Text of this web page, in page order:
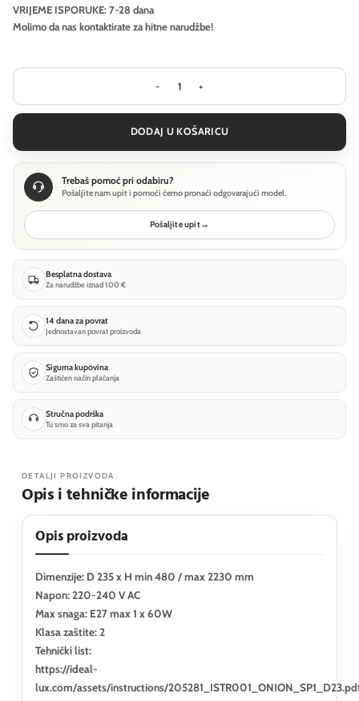
VRIJEME ISPORUKE: 7-28 dana
Molimo da nas kontaktirate za hitne narudžbe!
Visilica Ideal Lux ONION SP1 D23 -
DODAJ U KOŠARICU
Trebaš pomoć pri odabiru?
Pošaljite nam upit i pomoći ćemo pronaći odgovarajući model.
Pošaljite upit→
Besplatna dostava
Za narudžbe iznad 100 €
14 dana za povrat
Jednostavan povrat proizvoda
Sigurna kupovina
Zaštićen način plaćanja
Stručna podrška
Tu smo za sva pitanja
DETALJI PROIZVODA
Opis i tehničke informacije
Opis proizvoda
Dimenzije: D 235 x H min 480 / max 2230 mm
Napon: 220-240 V AC
Max snaga: E27 max 1 x 60W
Klasa zaštite: 2
Tehnički list:
https://ideal-
lux.com/assets/instructions/